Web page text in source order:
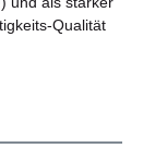
Qualität